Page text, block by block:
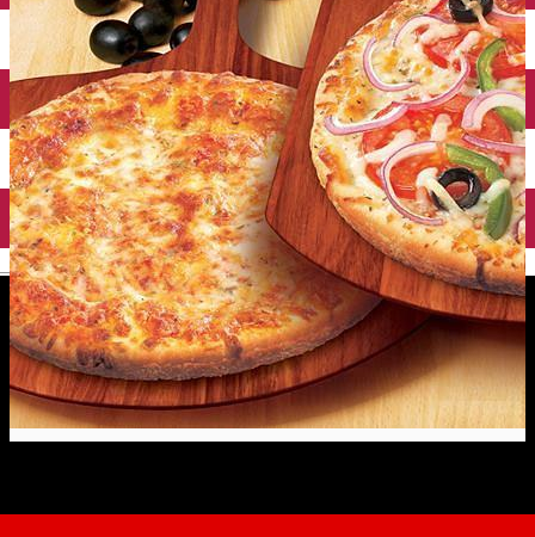
English